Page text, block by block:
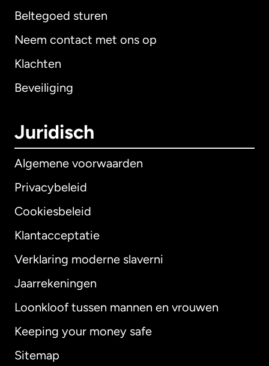
Beltegoed sturen
Neem contact met ons op
Klachten
Beveiliging
Juridisch
Algemene voorwaarden
Privacybeleid
Cookiesbeleid
Klantacceptatie
Verklaring moderne slaverni
Jaarrekeningen
Loonkloof tussen mannen en vrouwen
Keeping your money safe
Sitemap
Internationaal English
Australië